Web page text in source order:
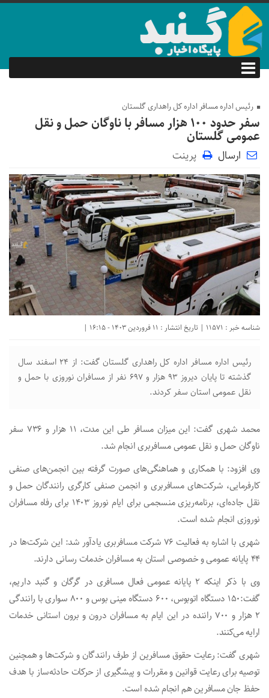
رئیس اداره مسافر اداره کل راهداری گلستان
سفر حدود ۱۰۰ هزار مسافر با ناوگان حمل و نقل
عمومی گلستان
ارسال پرینت
شناسه خبر : 11571 | تاریخ انتشار : 11 فروردین 1403 - 16:15 |
رئیس اداره مسافر اداره کل راهداری گلستان گفت: از ۲۴ اسفند سال
گذشته تا پایان دیروز ۹۳ هزار و ۶۹۷ نفر از مسافران نوروزی با حمل و
نقل عمومی استان سفر کردند.
محمد شهری گفت: این میزان مسافر طی این مدت، ۱۱ هزار و ۷۳۶ سفر
ناوگان حمل و نقل عمومی مسافربری انجام شد.
وی افزود: با همکاری و هماهنگی‌های صورت گرفته بین انجمن‌های صنفی
کارفرمایی، شرکت‌های مسافربری و انجمن صنفی کارگری رانندگان حمل و
نقل جاده‌ای، برنامه‌ریزی منسجمی برای ایام نوروز ۱۴۰۳ برای رفاه مسافران
نوروزی انجام شده است.
شهری با اشاره به فعالیت ۷۶ شرکت مسافربری یادآور شد: این شرکت‌ها در
۴۴ پایانه عمومی و خصوصی استان به مسافران خدمات رسانی دارند.
وی با ذکر اینکه ۲ پایانه عمومی فعال مسافری در گرگان و گنبد داریم،
گفت:۱۵۰ دستگاه اتوبوس، ۶۰۰ دستگاه مینی بوس و ۸۰۰ سواری با رانندگی
۲ هزار و ۷۰۰ راننده در این ایام به مسافران درون و برون استانی خدمات
ارایه می‌کنند.
شهری گفت: رعایت حقوق مسافرین از طرف رانندگان و شرکت‌ها و همچنین
توصیه برای رعایت قوانین و مقررات و پیشگیری از حرکات حادثه‌ساز با هدف
حفظ جان مسافرین هم انجام شده است.